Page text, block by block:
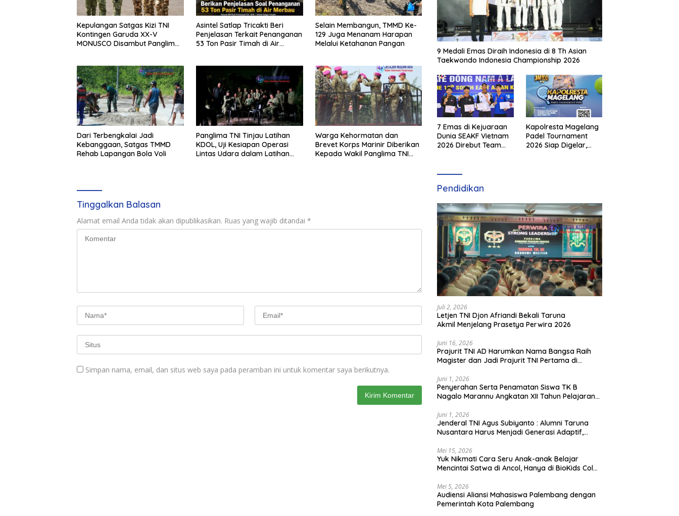
Kepulangan Satgas Kizi TNI
Kontingen Garuda XX-V
MONUSCO Disambut Panglima
Asintel Satlap Tricakti Beri
Penjelasan Terkait Penanganan
53 Ton Pasir Timah di Air
Selain Membangun, TMMD Ke-
129 Juga Menanam Harapan
Melalui Ketahanan Pangan
Dari Terbengkalai Jadi
Kebanggaan, Satgas TMMD
Rehab Lapangan Bola Voli
Panglima TNI Tinjau Latihan
KDOL, Uji Kesiapan Operasi
Lintas Udara dalam Latihan
Warga Kehormatan dan
Brevet Korps Marinir Diberikan
Kepada Wakil Panglima TNI
Tinggalkan Balasan
Alamat email Anda tidak akan dipublikasikan. Ruas yang wajib ditandai *
Simpan nama, email, dan situs web saya pada peramban ini untuk komentar saya berikutnya.
9 Medali Emas Diraih Indonesia di 8 Th Asian
Taekwondo Indonesia Championship 2026
7 Emas di Kejuaraan
Dunia SEAKF Vietnam
2026 Direbut Team
Kapolresta Magelang
Padel Tournament
2026 Siap Digelar,
Pendidikan
Juli 2, 2026
Letjen TNI Djon Afriandi Bekali Taruna
Akmil Menjelang Prasetya Perwira 2026
Juni 16, 2026
Prajurit TNI AD Harumkan Nama Bangsa Raih
Magister dan Jadi Prajurit TNI Pertama di
Juni 1, 2026
Penyerahan Serta Penamatan Siswa TK B
Nagalo Marannu Angkatan XII Tahun Pelajaran
Juni 1, 2026
Jenderal TNI Agus Subiyanto : Alumni Taruna
Nusantara Harus Menjadi Generasi Adaptif,
Mei 15, 2026
Yuk Nikmati Cara Seru Anak-anak Belajar
Mencintai Satwa di Ancol, Hanya di BioKids Color
Mei 5, 2026
Audiensi Aliansi Mahasiswa Palembang dengan
Pemerintah Kota Palembang